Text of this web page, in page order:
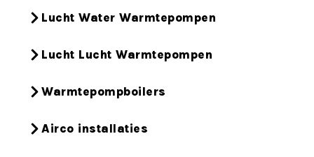
Lucht Water Warmtepompen
Lucht Lucht Warmtepompen
Warmtepompboilers
Airco installaties